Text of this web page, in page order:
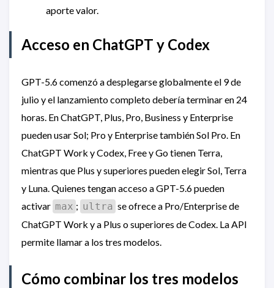
aporte valor.
Acceso en ChatGPT y Codex
GPT-5.6 comenzó a desplegarse globalmente el 9 de
julio y el lanzamiento completo debería terminar en 24
horas. En ChatGPT, Plus, Pro, Business y Enterprise
pueden usar Sol; Pro y Enterprise también Sol Pro. En
ChatGPT Work y Codex, Free y Go tienen Terra,
mientras que Plus y superiores pueden elegir Sol, Terra
y Luna. Quienes tengan acceso a GPT-5.6 pueden
activar max ; ultra se ofrece a Pro/Enterprise de
ChatGPT Work y a Plus o superiores de Codex. La API
permite llamar a los tres modelos.
Cómo combinar los tres modelos